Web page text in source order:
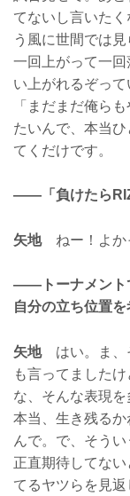
てないし言いた
う風に世間では
一回上がって一
い上がれるぞって
「まだまだ俺ら
たいんで、本当
てくだけです。
——「負けたら
矢地ねー！よか
——トーナメント
自分の立ち位置を
矢地はい。ま、
も言ってました
な、そんな表現
本当、生き残る
んで。で、そう
正直期待してな
てるヤツらを見返